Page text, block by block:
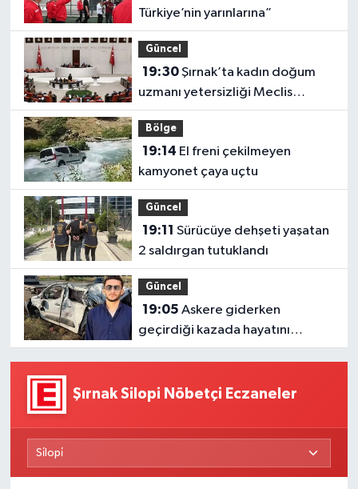
Türkiye’nin yarınlarına”
Güncel
19:30Şırnak’ta kadın doğum
uzmanı yetersizliği Meclis
gündeminde
Bölge
19:14
kamyonet çaya uçtu
Güncel
19:11
2 saldırgan tutuklandı
Güncel
19:05
geçirdiği kazada hayatını
kaybetti
Şırnak Silopi Nöbetçi Eczaneler